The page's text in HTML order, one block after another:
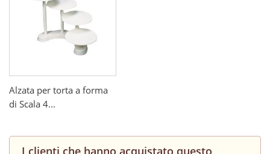
Alzata per torta a forma
di Scala 4...
I clienti che hanno acquistato questo